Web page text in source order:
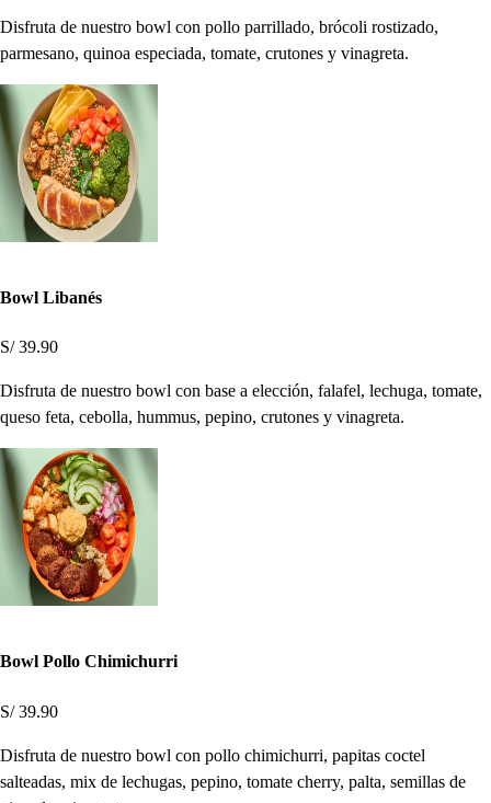
Disfruta de nuestro bowl con pollo parrillado, brócoli rostizado,
parmesano, quinoa especiada, tomate, crutones y vinagreta.
Bowl Libanés
S/ 39.90
Disfruta de nuestro bowl con base a elección, falafel, lechuga, tomate,
queso feta, cebolla, hummus, pepino, crutones y vinagreta.
Bowl Pollo Chimichurri
S/ 39.90
Disfruta de nuestro bowl con pollo chimichurri, papitas coctel
salteadas, mix de lechugas, pepino, tomate cherry, palta, semillas de